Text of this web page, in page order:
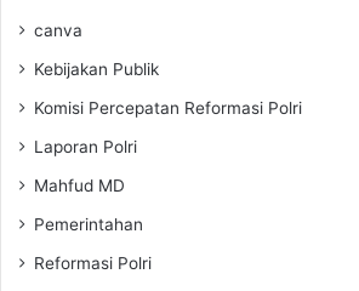
canva
Kebijakan Publik
Komisi Percepatan Reformasi Polri
Laporan Polri
Mahfud MD
Pemerintahan
Reformasi Polri